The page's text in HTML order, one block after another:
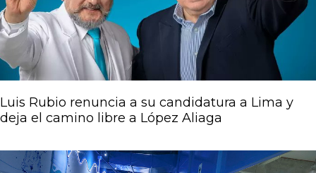
Luis Rubio renuncia a su candidatura a Lima y
deja el camino libre a López Aliaga